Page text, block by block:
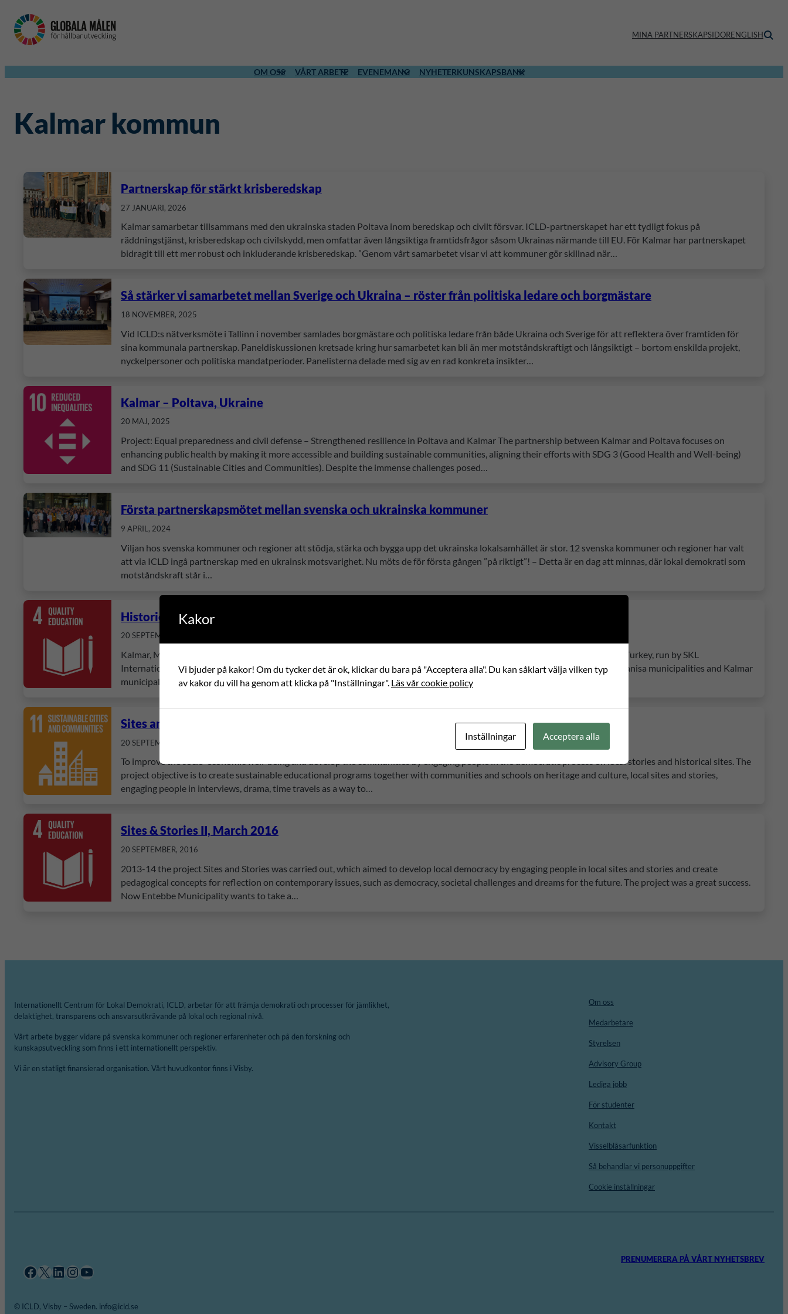
MINA PARTNERSKAPSIDORENGLISH
OM OSS VÅRT ARBETE EVENEMANG NYHETERKUNSKAPSBANK
Kalmar kommun
Partnerskap för stärkt krisberedskap
27 JANUARI, 2026
Kalmar samarbetar tillsammans med den ukrainska staden Poltava inom beredskap och civilt försvar. ICLD-partnerskapet har ett tydligt fokus på
räddningstjänst, krisberedskap och civilskydd, men omfattar även långsiktiga framtidsfrågor såsom Ukrainas närmande till EU. För Kalmar har partnerskapet
bidragit till ett mer robust och inkluderande krisberedskap. ”Genom vårt samarbetet visar vi att kommuner gör skillnad när…
Så stärker vi samarbetet mellan Sverige och Ukraina – röster från politiska ledare och borgmästare
18 NOVEMBER, 2025
Vid ICLD:s nätverksmöte i Tallinn i november samlades borgmästare och politiska ledare från både Ukraina och Sverige för att reflektera över framtiden för
sina kommunala partnerskap. Paneldiskussionen kretsade kring hur samarbetet kan bli än mer motståndskraftigt och långsiktigt – bortom enskilda projekt,
nyckelpersoner och politiska mandatperioder. Panelisterna delade med sig av en rad konkreta insikter…
Kalmar – Poltava, Ukraine
20 MAJ, 2025
Project: Equal preparedness and civil defense – Strengthened resilience in Poltava and Kalmar The partnership between Kalmar and Poltava focuses on
enhancing public health by making it more accessible and building sustainable communities, aligning their efforts with SDG 3 (Good Health and Well-being)
and SDG 11 (Sustainable Cities and Communities). Despite the immense challenges posed…
Första partnerskapsmötet mellan svenska och ukrainska kommuner
9 APRIL, 2024
Viljan hos svenska kommuner och regioner att stödja, stärka och bygga upp det ukrainska lokalsamhället är stor. 12 svenska kommuner och regioner har valt
att via ICLD ingå partnerskap med en ukrainsk motsvarighet. Nu möts de för första gången ”på riktigt”! – Detta är en dag att minnas, där lokal demokrati som
motståndskraft står i…
Historic Environment Education
20 SEPTEMBER, 2016
Kalmar, Manisa, Bornova and Karsiyaka are jointly one of the municipal networks in the Tusenet-project between Sweden and Turkey, run by SKL
International. This is a continuation of the project on implementing Time Travels in Turkey involving Karsiyaka, Bornova and Manisa municipalities and Kalmar
municipality in Sweden. The first year has successfully finished and this…
Sites and Stories
20 SEPTEMBER, 2016
To improve the socio-economic well-being and develop the communities by engaging people in the democratic process on local stories and historical sites. The
project objective is to create sustainable educational programs together with communities and schools on heritage and culture, local sites and stories,
engaging people in interviews, drama, time travels as a way to…
Sites & Stories II, March 2016
20 SEPTEMBER, 2016
2013-14 the project Sites and Stories was carried out, which aimed to develop local democracy by engaging people in local sites and stories and create
pedagogical concepts for reflection on contemporary issues, such as democracy, societal challenges and dreams for the future. The project was a great success.
Now Entebbe Municipality wants to take a…
Internationellt Centrum för Lokal Demokrati, ICLD, arbetar för att främja demokrati och processer för jämlikhet,
delaktighet, transparens och ansvarsutkrävande på lokal och regional nivå.
Vårt arbete bygger vidare på svenska kommuner och regioner erfarenheter och på den forskning och
kunskapsutveckling som finns i ett internationellt perspektiv.
Vi är en statligt finansierad organisation. Vårt huvudkontor finns i Visby.
Om oss
Medarbetare
Styrelsen
Advisory Group
Lediga jobb
För studenter
Kontakt
Visselblåsarfunktion
Så behandlar vi personuppgifter
Cookie inställningar
Facebook X LinkedIn InstagramYouTube
PRENUMERERA PÅ VÅRT NYHETSBREV
© ICLD, Visby – Sweden. info@icld.se
Kakor
Vi bjuder på kakor! Om du tycker det är ok, klickar du bara på "Acceptera alla". Du kan såklart välja vilken typ
av kakor du vill ha genom att klicka på "Inställningar". Läs vår cookie policy
Inställningar Acceptera alla